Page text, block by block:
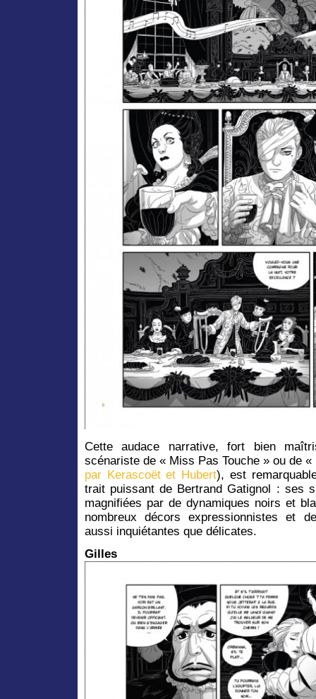
Cette audace narrative, fort bien
scénariste de « Miss Pas Touche » ou de
par Kerascoët et Hubert), est
trait puissant de Bertrand Gatignol : ses
magnifiées par de dynamiques noirs et
nombreux décors expressionnistes et
aussi inquiétantes que délicates.
Gilles